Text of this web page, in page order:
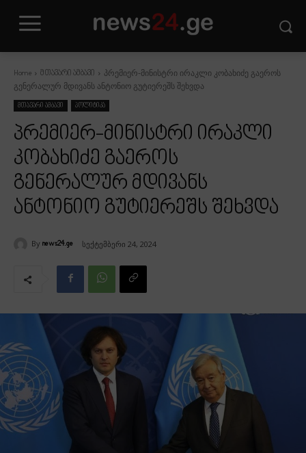
Home მთავარი ამბავი
პრემიერ-მინისტრი ირაკლი კობახიძე გაეროს
გენერალურ მდივანს ანტონიო გუტიერეშს შეხვდა
მთავარი ამბავი პოლიტიკა
პრემიერ-მინისტრი ირაკლი
კობახიძე გაეროს
გენერალურ მდივანს
ანტონიო გუტიერეშს შეხვდა
By news24.ge სექტემბერი 24, 2024